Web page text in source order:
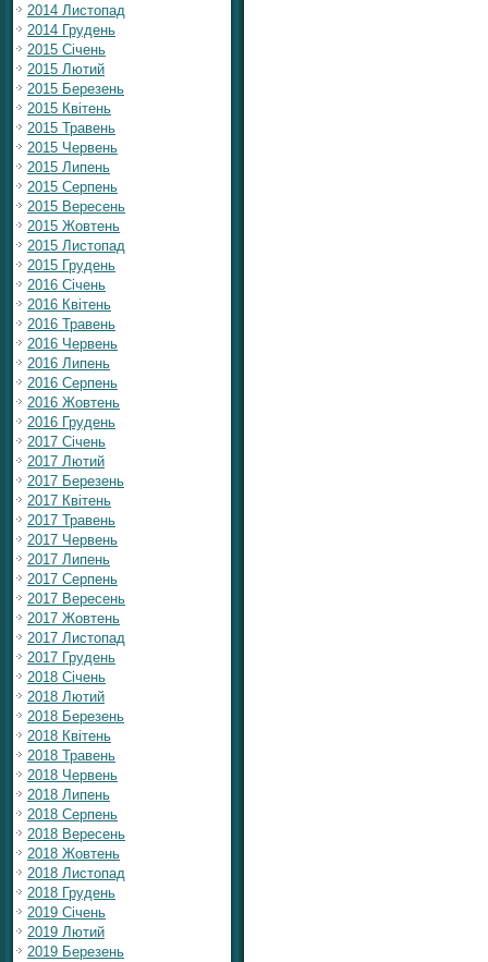
2014 Листопад
2014 Грудень
2015 Січень
2015 Лютий
2015 Березень
2015 Квітень
2015 Травень
2015 Червень
2015 Липень
2015 Серпень
2015 Вересень
2015 Жовтень
2015 Листопад
2015 Грудень
2016 Січень
2016 Квітень
2016 Травень
2016 Червень
2016 Липень
2016 Серпень
2016 Жовтень
2016 Грудень
2017 Січень
2017 Лютий
2017 Березень
2017 Квітень
2017 Травень
2017 Червень
2017 Липень
2017 Серпень
2017 Вересень
2017 Жовтень
2017 Листопад
2017 Грудень
2018 Січень
2018 Лютий
2018 Березень
2018 Квітень
2018 Травень
2018 Червень
2018 Липень
2018 Серпень
2018 Вересень
2018 Жовтень
2018 Листопад
2018 Грудень
2019 Січень
2019 Лютий
2019 Березень